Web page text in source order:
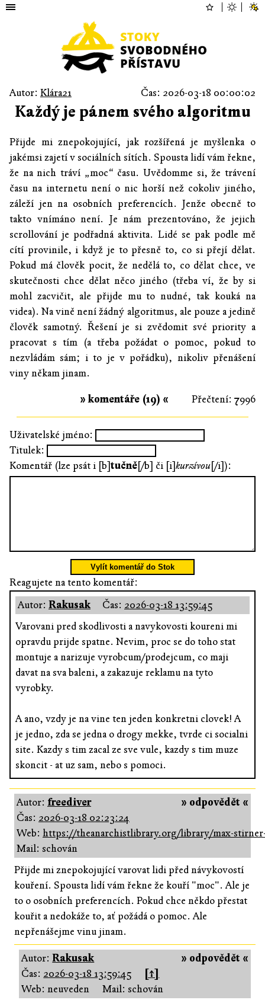
Autor: Klára21 Čas: 2026-03-18 00:00:02
Každý je pánem svého algoritmu
Přijde mi znepokojující, jak rozšířená je myšlenka o
jakémsi zajetí v sociálních sítích. Spousta lidí vám řekne,
že na nich tráví „moc“ času. Uvědomme si, že trávení
času na internetu není o nic horší než cokoliv jiného,
záleží jen na osobních preferencích. Jenže obecně to
takto vnímáno není. Je nám prezentováno, že jejich
scrollování je podřadná aktivita. Lidé se pak podle mě
cítí provinile, i když je to přesně to, co si přejí dělat.
Pokud má člověk pocit, že nedělá to, co dělat chce, ve
skutečnosti chce dělat něco jiného (třeba ví, že by si
mohl zacvičit, ale přijde mu to nudné, tak kouká na
videa). Na vině není žádný algoritmus, ale pouze a jedině
člověk samotný. Řešení je si zvědomit své priority a
pracovat s tím (a třeba požádat o pomoc, pokud to
nezvládám sám; i to je v pořádku), nikoliv přenášení
viny někam jinam.
Přečtení: 7996
» komentáře (19) «
Uživatelské jméno:
Titulek:
Komentář (lze psát i [b]tučně[/b] či [i]kurzívou[/i]):
Vylít komentář do Stok
Reagujete na tento komentář:
Autor: Rakusak Čas: 2026-03-18 13:59:45
Varovani pred skodlivosti a navykovosti koureni mi
opravdu prijde spatne. Nevim, proc se do toho stat
montuje a narizuje vyrobcum/prodejcum, co maji
davat na sva baleni, a zakazuje reklamu na tyto
vyrobky.
A ano, vzdy je na vine ten jeden konkretni clovek! A
je jedno, zda se jedna o drogy mekke, tvrde ci socialni
site. Kazdy s tim zacal ze sve vule, kazdy s tim muze
skoncit - at uz sam, nebo s pomoci.
» odpovědět «
Autor: freediver
Čas: 2026-03-18 02:23:24
Web: https://theanarchistlibrary.org/library/max-
Mail: schován
Přijde mi znepokojující varovat lidi před návykovostí
kouření. Spousta lidí vám řekne že kouří "moc". Ale je
to o osobních preferencích. Pokud chce někdo přestat
kouřit a nedokáže to, ať požádá o pomoc. Ale
nepřenášejme vinu jinam.
» odpovědět «
Autor:Rakusak
Čas: 2026-03-18 13:59:45
[↑]
Web: neuveden
Mail: schován